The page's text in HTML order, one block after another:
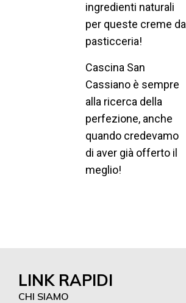
ingredienti naturali
per queste creme da
pasticceria!
Cascina San
Cassiano è sempre
alla ricerca della
perfezione, anche
quando credevamo
di aver già offerto il
meglio!
LINK RAPIDI
CHI SIAMO